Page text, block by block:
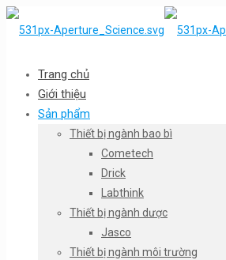
Trang chủ
Giới thiệu
Sản phẩm
Thiết bị ngành bao bì
Cometech
Drick
Labthink
Thiết bị ngành dược
Jasco
Thiết bị ngành môi trường